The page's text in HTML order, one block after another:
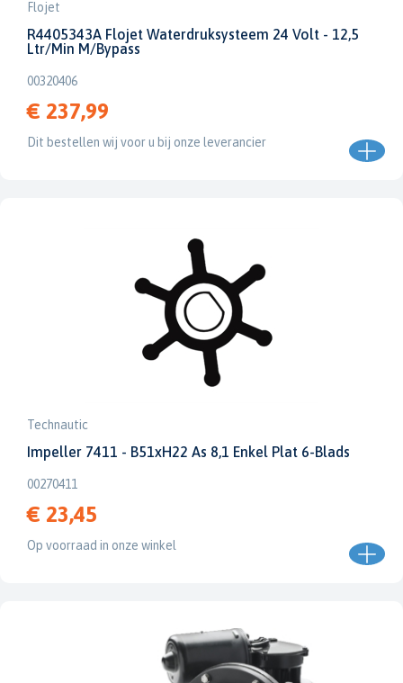
Flojet
R4405343A Flojet Waterdruksysteem 24 Volt - 12,5
Ltr/Min M/Bypass
00320406
€ 237,99
Dit bestellen wij voor u bij onze leverancier
Technautic
Impeller 7411 - B51xH22 As 8,1 Enkel Plat 6-Blads
00270411
€ 23,45
Op voorraad in onze winkel